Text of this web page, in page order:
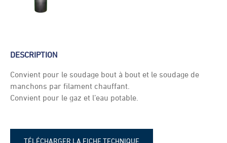
DESCRIPTION
Convient pour le soudage bout à bout et le soudage de
manchons par filament chauffant.
Convient pour le gaz et l’eau potable.
TÉLÉCHARGER LA FICHE TECHNIQUE